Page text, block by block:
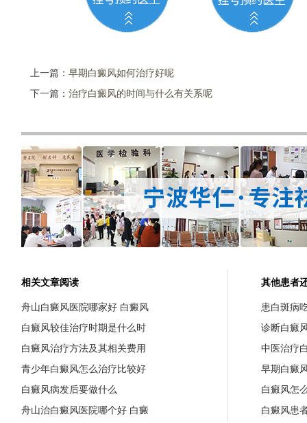
上一篇： 早期白癜风如何治疗好呢
下一篇： 治疗白癜风的时间与什么有关系呢
相关文章阅读
舟山白癜风医院哪家好 白癜风
白癜风较佳治疗时期是什么时
白癜风治疗方法及其相关费用
青少年白癜风怎么治疗比较好
白癜风病发后要做什么
舟山治白癜风医院哪个好 白癜
其他患者
患白斑病
诊断白癜
中医治疗
早期白癜
白癜风怎
白癜风患